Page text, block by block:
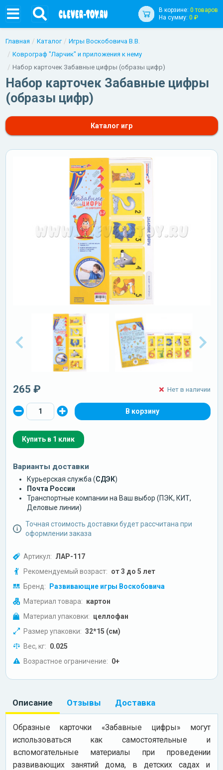
В корзине: 0 товаров
На сумму: 0 ₽
Главная Каталог
Игры Воскобовича В.В.
Коврограф "Ларчик" и приложения к нему
Набор карточек Забавные цифры (образы цифр)
Набор карточек Забавные цифры
(образы цифр)
Каталог игр
265 ₽ Нет в наличии
Купить в 1 клик
Варианты доставки
Курьерская служба (СДЭК)
Почта России
Транспортные компании на Ваш выбор (ПЭК, КИТ,
Деловые линии)
Точная стоимость доставки будет рассчитана при
оформлении заказа
Артикул: ЛАР-117
Рекомендуемый возраст: от 3 до 5 лет
Бренд: Развивающие игры Воскобовича
Материал товара: картон
Материал упаковки: целлофан
Размер упаковки: 32*15 (см)
Вес, кг: 0.025
Возрастное ограничение: 0+
Описание Отзывы Доставка
Образные карточки «Забавные цифры» могут
использоваться как самостоятельные и
вспомогательные материалы при проведении
развивающих занятий дома, в детских садах и